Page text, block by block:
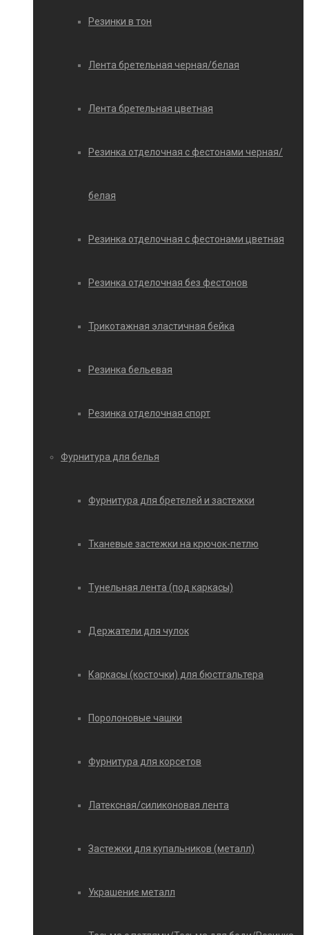
Резинки в тон
Лента бретельная черная/белая
Лента бретельная цветная
Резинка отделочная с фестонами черная/
белая
Резинка отделочная с фестонами цветная
Резинка отделочная без фестонов
Трикотажная эластичная бейка
Резинка бельевая
Резинка отделочная спорт
Фурнитура для белья
Фурнитура для бретелей и застежки
Тканевые застежки на крючок-петлю
Тунельная лента (под каркасы)
Держатели для чулок
Каркасы (косточки) для бюстгальтера
Поролоновые чашки
Фурнитура для корсетов
Латексная/силиконовая лента
Застежки для купальников (металл)
Украшение металл